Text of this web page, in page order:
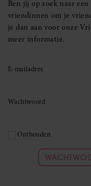
Ben jij op zoek naar
vriendinnen om je
je dan aan voor onze
meer informatie.
E-mailadres
Wachtwoord
Onthouden